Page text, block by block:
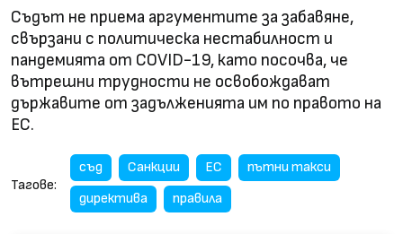
Съдът не приема аргументите за забавяне,
свързани с политическа нестабилност и
пандемията от COVID-19, като посочва, че
вътрешни трудности не освобождават
държавите от задълженията им по правото на
ЕС.
Тагове:
съд Санкции ЕС
пътни такси
директива
правила